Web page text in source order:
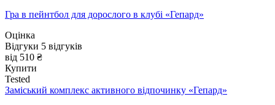
Гра в пейнтбол для дорослого в клубі «Гепард»
Оцінка
Відгуки 5 відгуків
від 510 ₴
Купити
Tested
Заміський комплекс активного відпочинку «Гепард»